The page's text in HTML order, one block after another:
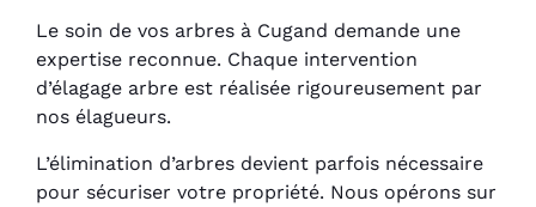
Le soin de vos arbres à Cugand demande une
expertise reconnue. Chaque intervention
d’élagage arbre est réalisée rigoureusement par
nos élagueurs.
L’élimination d’arbres devient parfois nécessaire
pour sécuriser votre propriété. Nous opérons sur